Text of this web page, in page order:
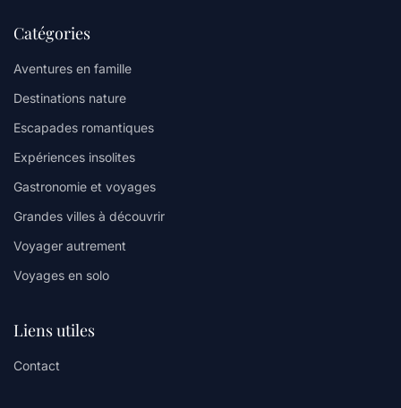
Catégories
Aventures en famille
Destinations nature
Escapades romantiques
Expériences insolites
Gastronomie et voyages
Grandes villes à découvrir
Voyager autrement
Voyages en solo
Liens utiles
Contact